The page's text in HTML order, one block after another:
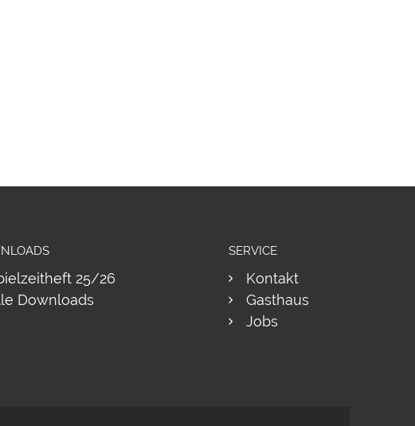
25/26
Downloads
SERVICE
Kontakt
Gasthaus
Jobs